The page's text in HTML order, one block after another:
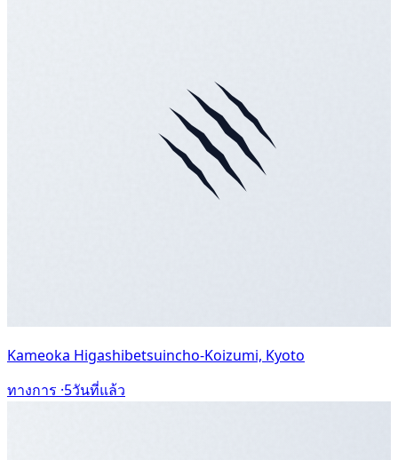
Kameoka Higashibetsuincho-Koizumi, Kyoto
ทางการ ·5วันที่แล้ว